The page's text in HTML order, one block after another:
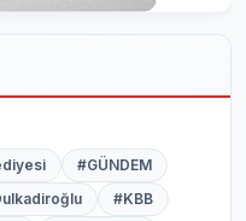
#GÜNDEM
#KBB